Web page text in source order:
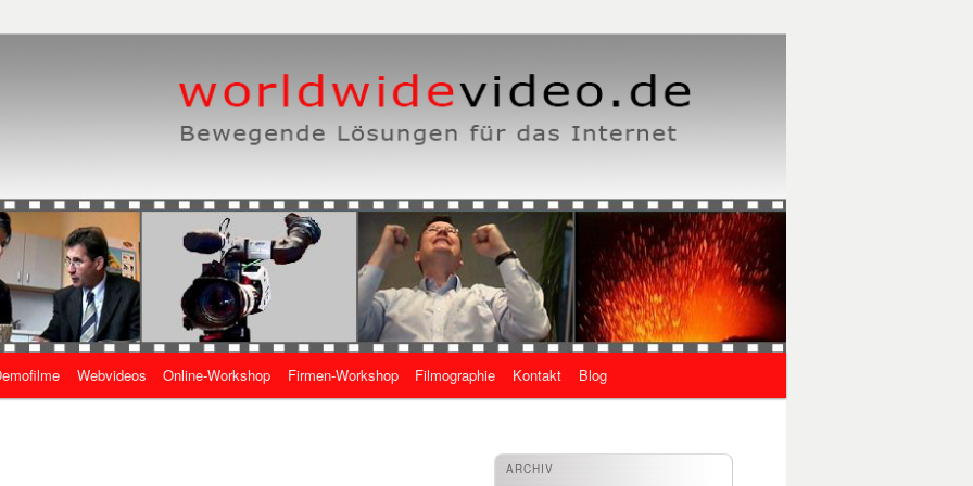
Videos
Webvideos Online-Workshop Firmen-Workshop Filmographie Kontakt Blog
ARCHIV